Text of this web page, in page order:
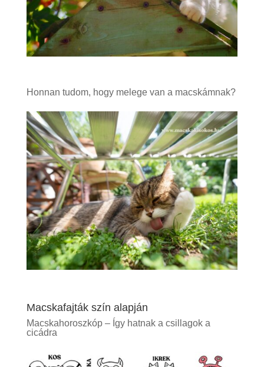
Honnan tudom, hogy melege van a macskámnak?
Macskafajták szín alapján
Macskahoroszkóp – Így hatnak a csillagok a
cicádra